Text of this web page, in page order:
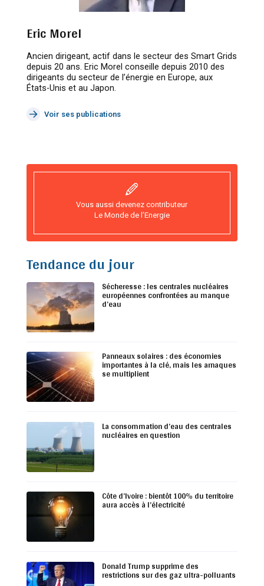
Eric Morel
Ancien dirigeant, actif dans le secteur des Smart Grids
depuis 20 ans. Eric Morel conseille depuis 2010 des
dirigeants du secteur de l’énergie en Europe, aux
États-Unis et au Japon.
Voir ses publications
Vous aussi devenez contributeur
Le Monde de l’Energie
Tendance du jour
Sécheresse : les centrales nucléaires
européennes confrontées au manque
d’eau
Panneaux solaires : des économies
importantes à la clé, mais les arnaques
se multiplient
La consommation d’eau des centrales
nucléaires en question
Côte d’Ivoire : bientôt 100% du territoire
aura accès à l’électricité
Donald Trump supprime des
restrictions sur des gaz ultra-polluants